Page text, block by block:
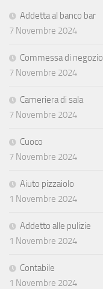
Addetta al banco bar
7 Novembre 2024
Commessa di negozio
7 Novembre 2024
Cameriera di sala
7 Novembre 2024
Cuoco
7 Novembre 2024
Aiuto pizzaiolo
1 Novembre 2024
Addetto alle pulizie
1 Novembre 2024
Contabile
1 Novembre 2024